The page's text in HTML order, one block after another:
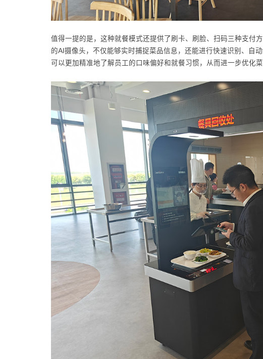
值得一提的是，这种就餐模式还提供了刷卡、刷脸、扫码三种支付
的AI摄像头，不仅能够实时捕捉菜品信息，还能进行快速识别、自
可以更加精准地了解员工的口味偏好和就餐习惯，从而进一步优化菜